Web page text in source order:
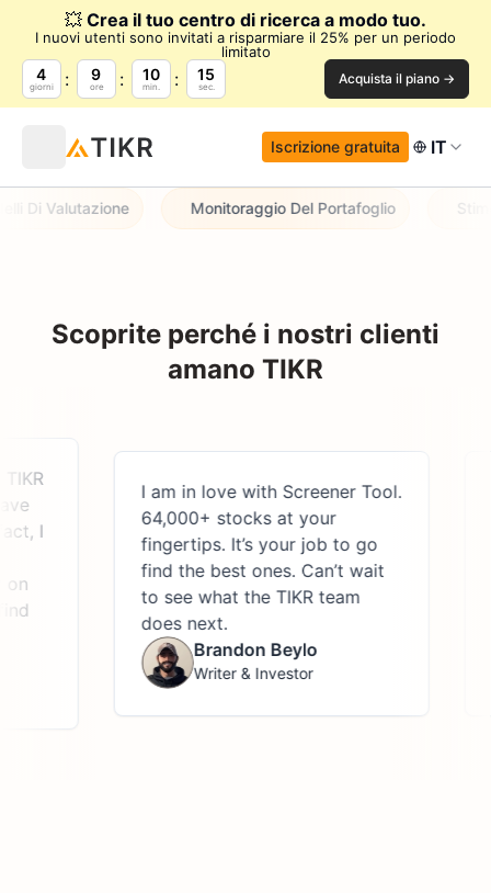
💥 Crea il tuo centro di ricerca a modo tuo.
I nuovi utenti sono invitati a risparmiare il 25% per un periodo
limitato
4
giorni
9
ore
10
min.
15
sec. Acquista il piano →
Iscrizione gratuita IT
Di Valutazione Monitoraggio Del Portafoglio
Scoprite perché i nostri clienti
amano TIKR
I
I am in love with Screener Tool.
64,000+ stocks at your
fingertips. It’s your job to go
find the best ones. Can’t wait
to see what the TIKR team
does next.
Brandon Beylo
Writer & Investor